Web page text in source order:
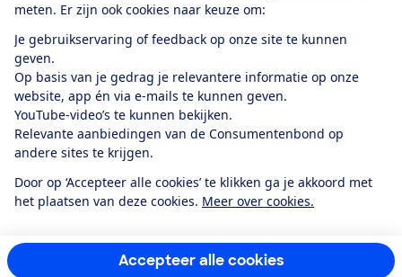
meten. Er zijn ook cookies naar keuze om:
Je gebruikservaring of feedback op onze site te kunnen
geven.
Op basis van je gedrag je relevantere informatie op onze
website, app én via e-mails te kunnen geven.
YouTube-video’s te kunnen bekijken.
Relevante aanbiedingen van de Consumentenbond op
andere sites te krijgen.
Door op ‘Accepteer alle cookies’ te klikken ga je akkoord met
het plaatsen van deze cookies. Meer over cookies.
Accepteer alle cookies
Alles over de
app
Algemene Voorwaarden
Privacyverklaring
Cookiebeleid
Privacyvoorkeuren
Toegankelijkheid
RSS-feed nieuws
Facebook
TwitterInstagram
YoutubeLinkedIn
12.901consumentenbeoordelen de Consumentenbondmet gemiddeld